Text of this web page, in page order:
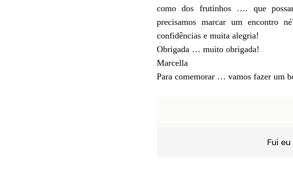
como dos frutinhos …. que
precisamos marcar um encontro
confidências e muita alegria!
Obrigada … muito obrigada!
Marcella
Para comemorar … vamos fazer um
Fui